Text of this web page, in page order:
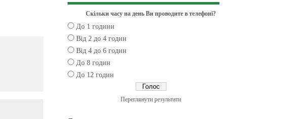
Скільки часу на день Ви проводите в телефоні?
До 1 години
Від 2 до 4 годин
Від 4 до 6 годин
До 8 годин
До 12 годин
Переглянути результати